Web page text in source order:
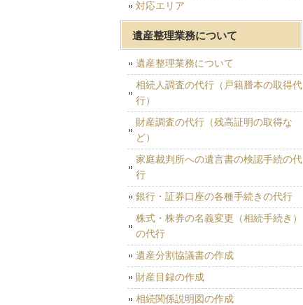
対応エリア
遺産整理業務について
遺産整理業務について
相続人調査の代行（戸籍謄本の取得代
行）
財産調査の代行（残高証明の取得な
ど）
家庭裁判所への遺言書の検認手続の代
行
銀行・証券口座の各種手続きの代行
株式・株券の名義変更（相続手続き）
の代行
遺産分割協議書の作成
財産目録の作成
相続関係説明図の作成